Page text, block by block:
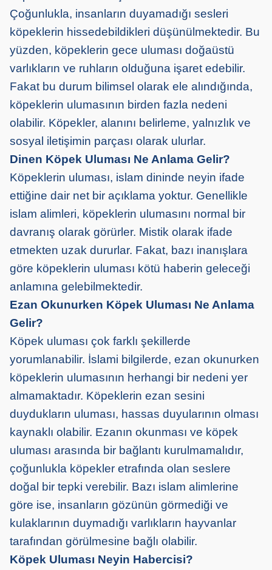
Çoğunlukla, insanların duyamadığı sesleri
köpeklerin hissedebildikleri düşünülmektedir. Bu
yüzden, köpeklerin gece uluması doğaüstü
varlıkların ve ruhların olduğuna işaret edebilir.
Fakat bu durum bilimsel olarak ele alındığında,
köpeklerin ulumasının birden fazla nedeni
olabilir. Köpekler, alanını belirleme, yalnızlık ve
sosyal iletişimin parçası olarak ulurlar.
Dinen Köpek Uluması Ne Anlama Gelir?
Köpeklerin uluması, islam dininde neyin ifade
ettiğine dair net bir açıklama yoktur. Genellikle
islam alimleri, köpeklerin ulumasını normal bir
davranış olarak görürler. Mistik olarak ifade
etmekten uzak dururlar. Fakat, bazı inanışlara
göre köpeklerin uluması kötü haberin geleceği
anlamına gelebilmektedir.
Ezan Okunurken Köpek Uluması Ne Anlama
Gelir?
Köpek uluması çok farklı şekillerde
yorumlanabilir. İslami bilgilerde, ezan okunurken
köpeklerin ulumasının herhangi bir nedeni yer
almamaktadır. Köpeklerin ezan sesini
duydukların uluması, hassas duyularının olması
kaynaklı olabilir. Ezanın okunması ve köpek
uluması arasında bir bağlantı kurulmamalıdır,
çoğunlukla köpekler etrafında olan seslere
doğal bir tepki verebilir. Bazı islam alimlerine
göre ise, insanların gözünün görmediği ve
kulaklarının duymadığı varlıkların hayvanlar
tarafından görülmesine bağlı olabilir.
Köpek Uluması Neyin Habercisi?